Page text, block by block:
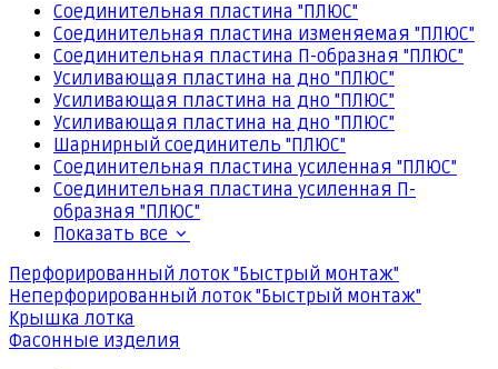
Соединительная пластина "ПЛЮС"
Соединительная пластина изменяемая "ПЛЮС"
Соединительная пластина П-образная "ПЛЮС"
Усиливающая пластина на дно "ПЛЮС"
Усиливающая пластина на дно "ПЛЮС"
Усиливающая пластина на дно "ПЛЮС"
Шарнирный соединитель "ПЛЮС"
Соединительная пластина усиленная "ПЛЮС"
Соединительная пластина усиленная П-
образная "ПЛЮС"
Показать все
Перфорированный лоток "Быстрый монтаж"
Неперфорированный лоток "Быстрый монтаж"
Крышка лотка
Фасонные изделия